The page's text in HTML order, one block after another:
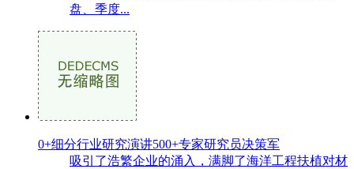
盘、季度...
0+细分行业研究演讲500+专家研究员决策军
吸引了浩繁企业的涌入，满脚了海洋工程扶植对材